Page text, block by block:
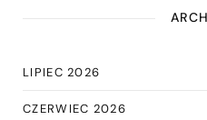
LIPIEC 2026
CZERWIEC 2026